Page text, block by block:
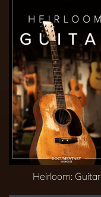
Heirloom: Guitar